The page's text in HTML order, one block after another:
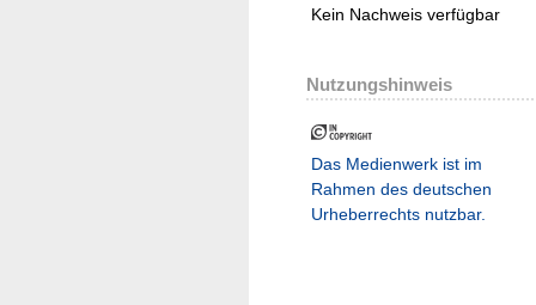
Kein Nachweis verfügbar
Nutzungshinweis
Das Medienwerk ist im
Rahmen des deutschen
Urheberrechts nutzbar.